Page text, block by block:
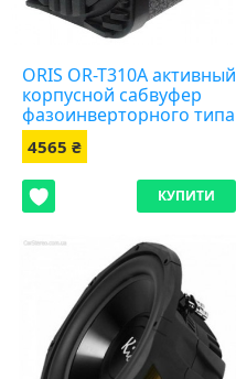
ORIS OR-T310A активный
корпусной сабвуфер
фазоинверторного типа
4565 ₴
КУПИТИ